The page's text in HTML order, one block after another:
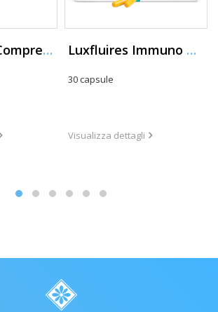
Zachelase® Compresse Luxfluires Immuno Capsule
30 capsule
Visualizza dettagli